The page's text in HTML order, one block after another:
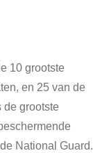
10 grootste
en 25 van de
de grootste
National Guard.